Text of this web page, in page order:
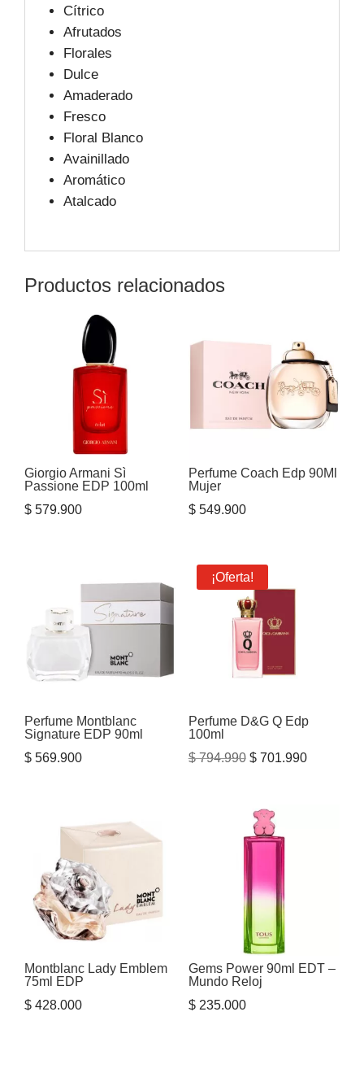
Cítrico
Afrutados
Florales
Dulce
Amaderado
Fresco
Floral Blanco
Avainillado
Aromático
Atalcado
Productos relacionados
Giorgio Armani Sì
Passione EDP 100ml
$ 579.900
Perfume Coach Edp 90Ml
Mujer
$549.900
Perfume Montblanc
Signature EDP 90ml
$ 569.900
¡Oferta!
Perfume D&G Q Edp
100ml
$794.990 El
era:
$ 794.990.
$701.990El
Montblanc Lady Emblem
75ml EDP
$ 428.000
Gems Power 90ml EDT –
Mundo Reloj
$235.000